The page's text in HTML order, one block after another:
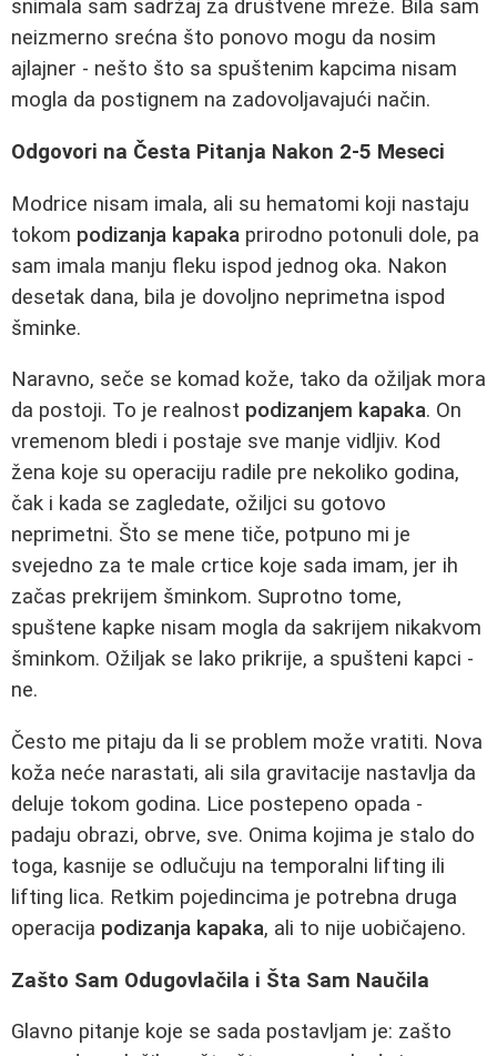
snimala sam sadržaj za društvene mreže. Bila sam
neizmerno srećna što ponovo mogu da nosim
ajlajner - nešto što sa spuštenim kapcima nisam
mogla da postignem na zadovoljavajući način.
Odgovori na Česta Pitanja Nakon 2-5 Meseci
Modrice nisam imala, ali su hematomi koji nastaju
tokom podizanja kapaka prirodno potonuli dole, pa
sam imala manju fleku ispod jednog oka. Nakon
desetak dana, bila je dovoljno neprimetna ispod
šminke.
Naravno, seče se komad kože, tako da ožiljak mora
da postoji. To je realnost podizanjem kapaka. On
vremenom bledi i postaje sve manje vidljiv. Kod
žena koje su operaciju radile pre nekoliko godina,
čak i kada se zagledate, ožiljci su gotovo
neprimetni. Što se mene tiče, potpuno mi je
svejedno za te male crtice koje sada imam, jer ih
začas prekrijem šminkom. Suprotno tome,
spuštene kapke nisam mogla da sakrijem nikakvom
šminkom. Ožiljak se lako prikrije, a spušteni kapci -
ne.
Često me pitaju da li se problem može vratiti. Nova
koža neće narastati, ali sila gravitacije nastavlja da
deluje tokom godina. Lice postepeno opada -
padaju obrazi, obrve, sve. Onima kojima je stalo do
toga, kasnije se odlučuju na temporalni lifting ili
lifting lica. Retkim pojedincima je potrebna druga
operacija podizanja kapaka, ali to nije uobičajeno.
Zašto Sam Odugovlačila i Šta Sam Naučila
Glavno pitanje koje se sada postavljam je: zašto